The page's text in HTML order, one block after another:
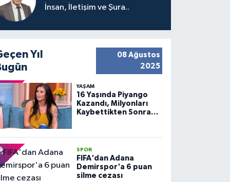
İnsan, İletişim ve Şura..
Yıl
08 Ağustos
2025
YAŞAM
16 Yaşında Piyango
Kazandı, Milyonları
Kaybettikten Sonra
SPOR
FIFA'dan Adana
Demirspor'a 6 puan
silme cezası